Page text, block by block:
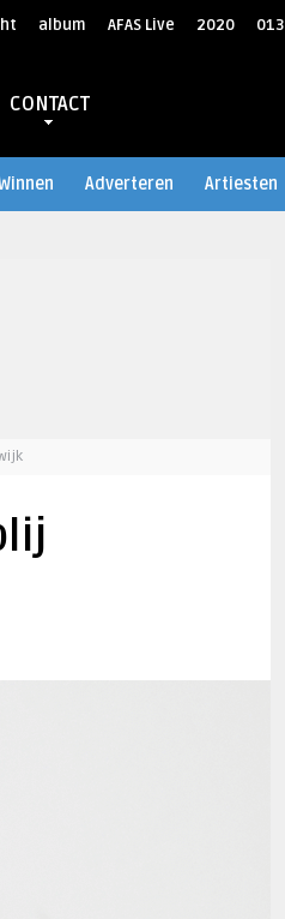
album AFAS Live 2020 013
CONTACT
Adverteren Artiesten